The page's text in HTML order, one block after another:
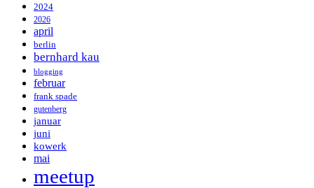
2024
2026
april
berlin
bernhard kau
blogging
februar
frank spade
gutenberg
januar
juni
kowerk
mai
meetup